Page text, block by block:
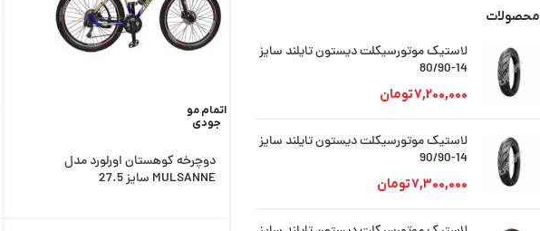
محصولات
لاستیک موتورسیکلت دیستون تایلند سایز
14-80/90
7,200,000تومان
لاستیک موتورسیکلت دیستون تایلند سایز
14-90/90
7,300,000تومان
اتمام مو
جودی
دوچرخه کوهستان اورلورد مدل
MULSANNE سایز 27.5